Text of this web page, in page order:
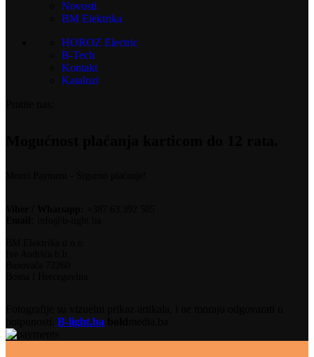
Novosti
BM Elektrika
HOROZ Electric
B-Tech
Kontakt
Katalozi
B-light.ba